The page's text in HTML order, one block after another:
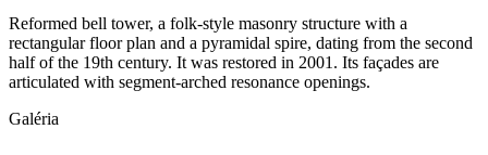
Reformed bell tower, a folk-style masonry structure with a
rectangular floor plan and a pyramidal spire, dating from the second
half of the 19th century. It was restored in 2001. Its façades are
articulated with segment-arched resonance openings.
Galéria